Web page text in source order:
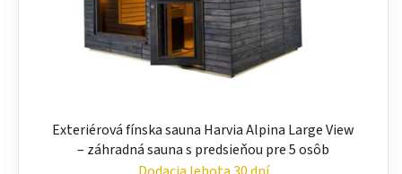
Exteriérová fínska sauna Harvia Alpina Large View
– záhradná sauna s predsieňou pre 5 osôb